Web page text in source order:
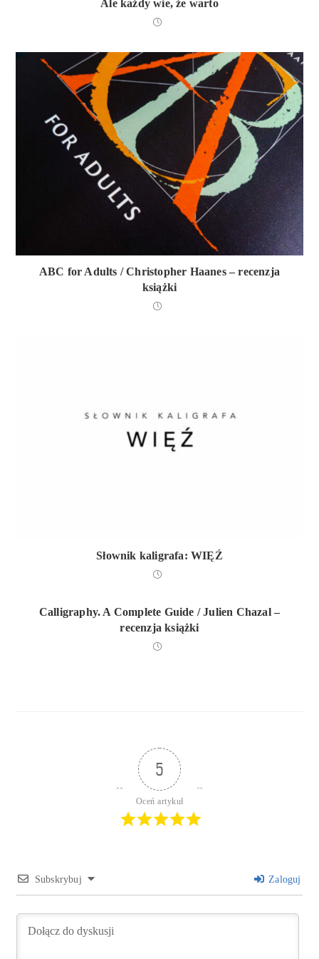
Ale każdy wie, że warto
ABC for Adults / Christopher Haanes – recenzja
książki
Słownik kaligrafa: WIĘŹ
Calligraphy. A Complete Guide / Julien Chazal –
recenzja książki
5
Oceń artykuł
Subskrybuj Zaloguj